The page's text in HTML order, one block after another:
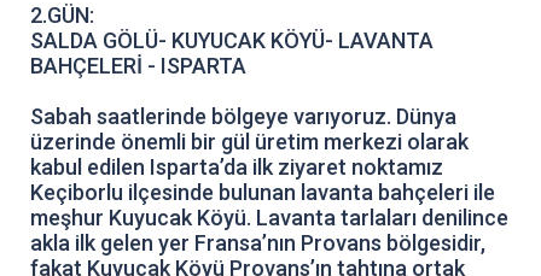
2.GÜN:
SALDA GÖLÜ- KUYUCAK KÖYÜ- LAVANTA
BAHÇELERİ - ISPARTA
Sabah saatlerinde bölgeye varıyoruz. Dünya
üzerinde önemli bir gül üretim merkezi olarak
kabul edilen Isparta’da ilk ziyaret noktamız
Keçiborlu ilçesinde bulunan lavanta bahçeleri ile
meşhur Kuyucak Köyü. Lavanta tarlaları denilince
akla ilk gelen yer Fransa’nın Provans bölgesidir,
fakat Kuyucak Köyü Provans’ın tahtına ortak